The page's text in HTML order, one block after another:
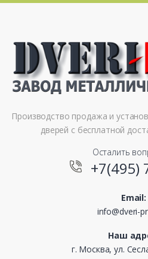
Производство продажа и
дверей с бесплатной
Осталить
+7(495)
Email:
info@dveri-
Наш
г. Москва, ул.